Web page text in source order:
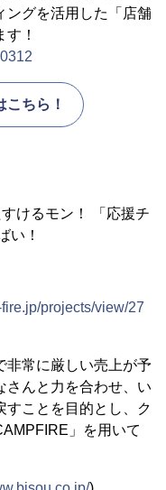
ングを活用した「店舗
！
こちら！
けるモン！ 「応援チ
い！
projects/view/27
非常に厳しい売上が予
さんと力を合わせ、い
すことを目的とし、ク
」を用いて